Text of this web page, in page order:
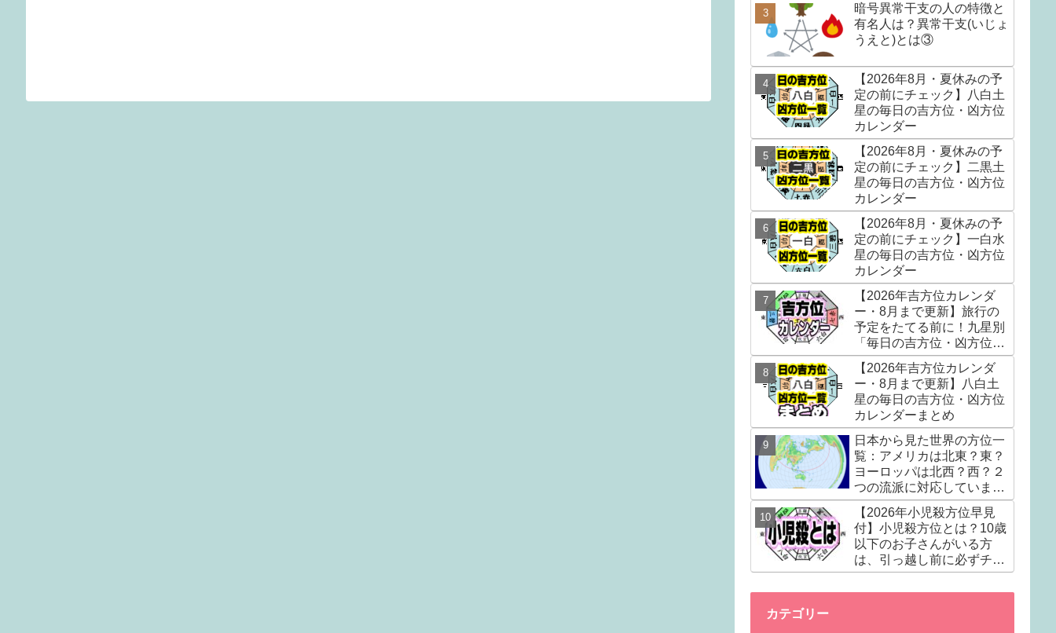
暗号異常干支の人の特徴と
有名人は？異常干支(いじょ
うえと)とは③
【2026年8月・夏休みの予
定の前にチェック】八白土
星の毎日の吉方位・凶方位
カレンダー
【2026年8月・夏休みの予
定の前にチェック】二黒土
星の毎日の吉方位・凶方位
カレンダー
【2026年8月・夏休みの予
定の前にチェック】一白水
星の毎日の吉方位・凶方位
カレンダー
【2026年吉方位カレンダ
ー・8月まで更新】旅行の
予定をたてる前に！九星別
「毎日の吉方位・凶方位」
カレンダー。吉方位散歩で
『運の貯金』をしましょう
【2026年吉方位カレンダ
ー・8月まで更新】八白土
星の毎日の吉方位・凶方位
カレンダーまとめ
日本から見た世界の方位一
覧：アメリカは北東？東？
ヨーロッパは北西？西？２
つの流派に対応していま
す。
【2026年小児殺方位早見
付】小児殺方位とは？10歳
以下のお子さんがいる方
は、引っ越し前に必ずチェ
ック！！
カテゴリー